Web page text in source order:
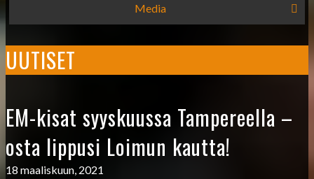
Media
UUTISET
EM-kisat syyskuussa Tampereella –
osta lippusi Loimun kautta!
18 maaliskuun, 2021